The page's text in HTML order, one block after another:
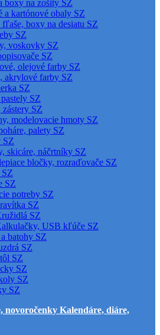
boxy na zošity SZ
a kartónové obaly SZ
boxy na desiatu SZ
SZ
voskovky SZ
SZ
olejové farby SZ
akrylové farby SZ
SZ
SZ
zástery SZ
modelovacie hmoty SZ
palety SZ
SZ
skicáre, náčrtníky SZ
bločky, rozraďovače SZ
SZ
potreby SZ
SZ
SZ
USB kľúče SZ
batohy SZ
SZ
SZ
SZ
SZ
SZ
Kalendáre, diáre,